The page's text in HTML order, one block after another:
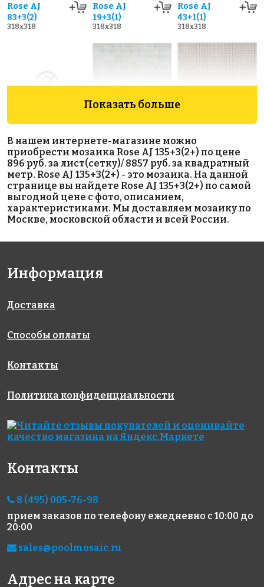
Rose AJ
83+3(2)
318x318
Rose AJ
19+3(1)
318x318
Rose AJ
43+1(1)
318x318
Golden Effect
JN10-10
318x318
Rose GA 56(1)
318x318
Rose AJ
06+3(1)
318x318
3883 руб./м²
318x318
6969 руб./м²
14898 руб./м²
JNJ DS 102
318x318
Rose AJ
3883 руб./м²
Rose WB 60
318x318
Rose AJ
Rose G 15
Показать больше
В нашем интернете-магазине можно
приобрести мозаика Rose AJ 135+3(2+) по цене
896 руб. за лист(сетку)/ 8857 руб. за квадратный
метр. Rose AJ 135+3(2+) - это мозаика. На данной
странице вы найдете Rose AJ 135+3(2+) по самой
выгодной цене с фото, описанием,
характеристиками. Мы доставляем мозаику по
Москве, московской области и всей России.
Информация
Доставка
Способы оплаты
Контакты
Политика конфиденциальности
Контакты
8 (495) 005-76-98
прием заказов по телефону ежедневно с 10:00 до
20:00
sales@poolmosaic.ru
Адрес на карте